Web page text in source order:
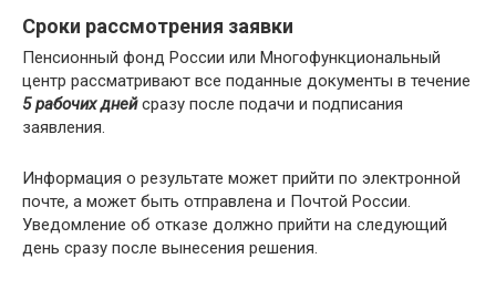
Сроки рассмотрения заявки
Пенсионный фонд России или Многофункциональный
центр рассматривают все поданные документы в течение
5 рабочих днейсразу после подачи и подписания
заявления.
Информация о результате может прийти по электронной
почте, а может быть отправлена и Почтой России.
Уведомление об отказе должно прийти на следующий
день сразу после вынесения решения.